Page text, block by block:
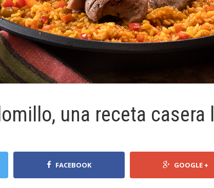
una receta casera
FACEBOOK GOOGLE +